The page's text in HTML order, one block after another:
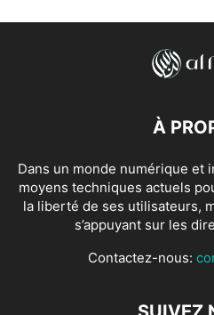
À
Dans un monde numérique et
moyens techniques actuels
la liberté de ses utilisateurs,
s’appuyant sur les
Contactez-nous: